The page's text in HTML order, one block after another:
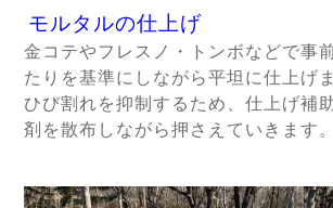
モルタルの仕上げ
金コテやフレスノ・トンボなどで事
たりを基準にしながら平坦に仕上げ
ひび割れを抑制するため、仕上げ補
剤を散布しながら押さえていきます。